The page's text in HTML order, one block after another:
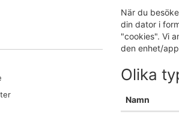
När du
din dator i
"cookies". Vi
den enhet/
Olika
Namn